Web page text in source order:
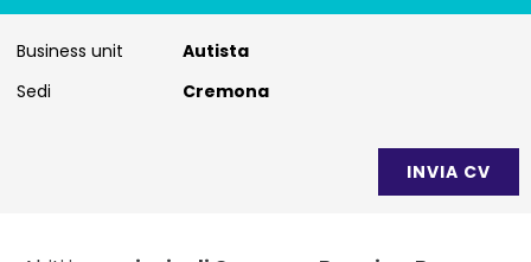
Business unit
Autista
Sedi
Cremona